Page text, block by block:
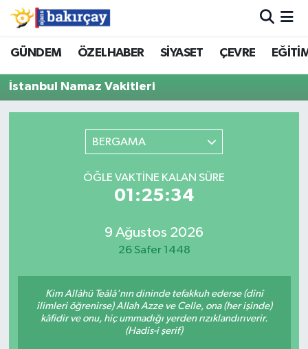
GÜNDEM ÖZELHABER SİYASET ÇEVRE
İstanbul Namaz Vakitleri
BERGAMA
ÖĞLE VAKTINE KALAN SÜRE
01:25:34
9 Ağustos 2026
26 Safer 1448
Kim Allâhü Teâlâ'nın dininde tefakkuh ederse (dînî
ilimleri öğrenirse) Allah Azze ve Celle, ona (her işinde)
kâfidir ve onu, hiç ummadığı yerden rızıklandırıverir.
(Hadis-i şerif)
İzmir Nöbetçi Eczaneler
İzmir Hava Durumu
İzmir Trafik Yoğunluk Haritası
Süper Lig Puan Durumu ve Fikstür
Tüm Manşetler
Haber Arşivi